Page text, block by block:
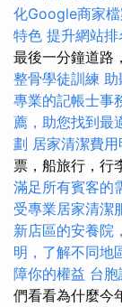
化Google商家
特色 提升網站排
最後一分鐘道路
整骨學徒訓練 助
專業的記帳士事
薦，助您找到最
劃 居家清潔費
票，船旅行，行
滿足所有賓客的
受專業居家清潔
新店區的安養院
明，了解不同地
障你的權益 台
們看看為什麼今